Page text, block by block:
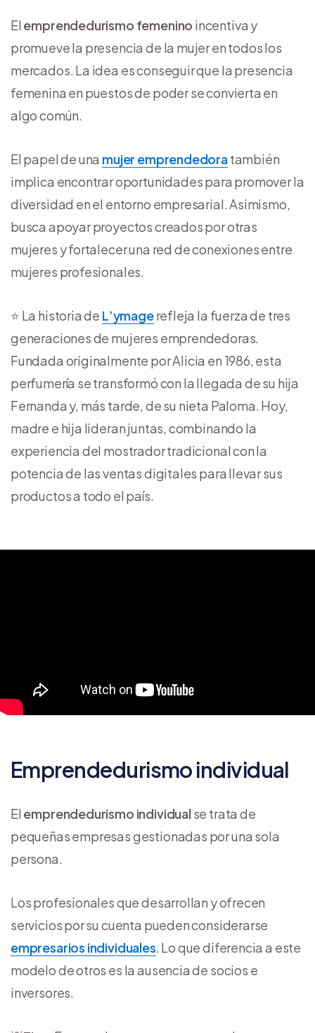
El emprendedurismo femenino incentiva y
promueve la presencia de la mujer en todos los
mercados. La idea es conseguir que la presencia
femenina en puestos de poder se convierta en
algo común.
El papel de una mujer emprendedoratambién
implica encontrar oportunidades para promover la
diversidad en el entorno empresarial. Asimismo,
busca apoyar proyectos creados por otras
mujeres y fortalecer una red de conexiones entre
mujeres profesionales.
⭐ La historia de L’ymagerefleja la fuerza de tres
generaciones de mujeres emprendedoras.
Fundada originalmente por Alicia en 1986, esta
perfumería se transformó con la llegada de su hija
Fernanda y, más tarde, de su nieta Paloma. Hoy,
madre e hija lideran juntas, combinando la
experiencia del mostrador tradicional con la
potencia de las ventas digitales para llevar sus
productos a todo el país.
Emprendedurismo individual
El emprendedurismo individual se trata de
pequeñas empresas gestionadas por una sola
persona.
Los profesionales que desarrollan y ofrecen
servicios por su cuenta pueden considerarse
empresarios individuales. Lo que diferencia a este
modelo de otros es la ausencia de socios e
inversores.